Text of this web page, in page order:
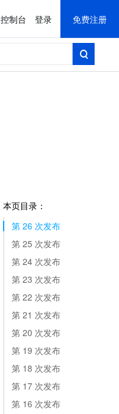
控制台 登录 免费注册
本页目录：
第 26 次发布
第 25 次发布
第 24 次发布
第 23 次发布
第 22 次发布
第 21 次发布
第 20 次发布
第 19 次发布
第 18 次发布
第 17 次发布
第 16 次发布